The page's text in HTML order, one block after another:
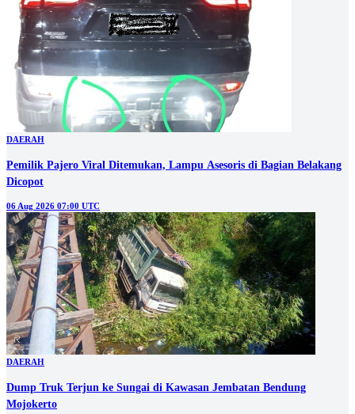
DAERAH
Pemilik Pajero Viral Ditemukan, Lampu Asesoris di Bagian Belakang
Dicopot
06 Aug 2026 07:00 UTC
DAERAH
Dump Truk Terjun ke Sungai di Kawasan Jembatan Bendung
Mojokerto